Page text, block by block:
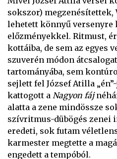
sokszor)
lehetett könnyű versenyre
előzményekkel. Ritmust,
kottáiba, de sem az egyes
szuverén módon
tartományába, sem
sejlett fel József Atilla
kattogott a Nagyon fáj
alatta a zene mindössze
szívritmus-dübögés zenei
eredeti, sok futam
karmester megtette a
engedett a tempóból.